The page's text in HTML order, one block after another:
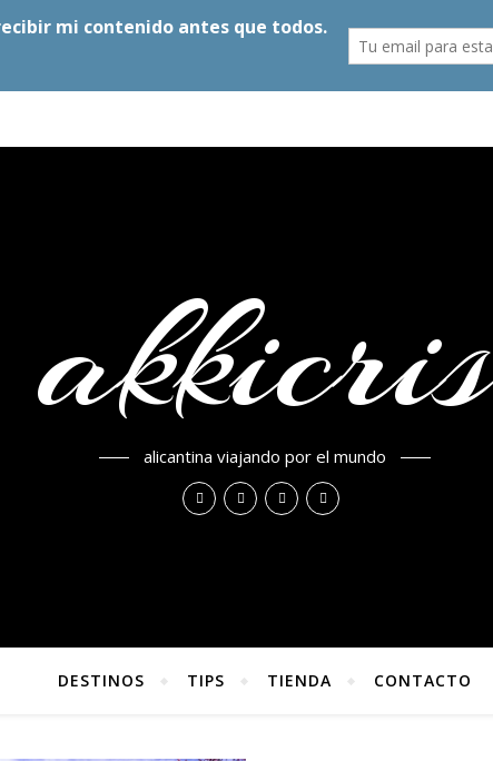
akkicris
alicantina viajando por el mundo
DESTINOS TIPS TIENDA CONTACTO